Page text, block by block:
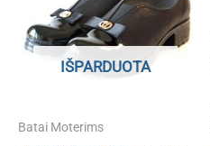
IŠPARDUOTA
Batai Moterims